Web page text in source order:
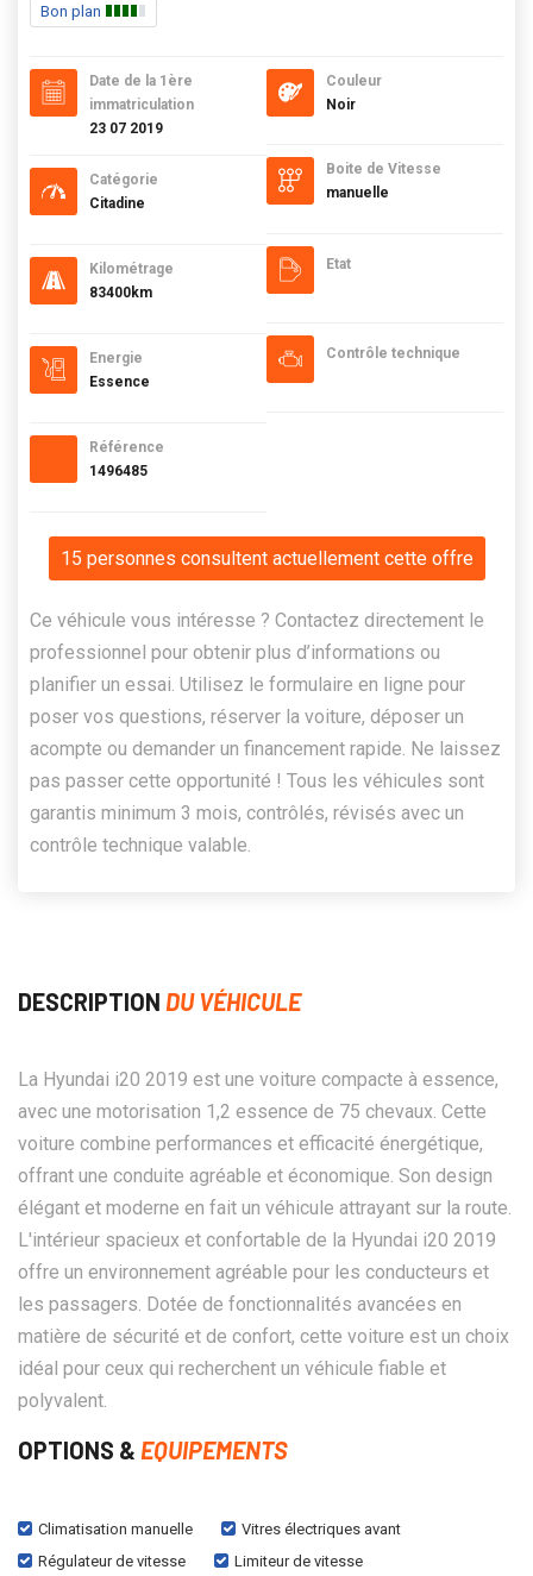
Bon plan
Date de la 1ère
immatriculation
23 07 2019
Catégorie
Citadine
Kilométrage
83400km
Energie
Essence
Référence
1496485
Couleur
Noir
Boite de Vitesse
manuelle
Etat
Contrôle technique
15 personnes consultent actuellement cette offre
Ce véhicule vous intéresse ? Contactez directement le
professionnel pour obtenir plus d’informations ou
planifier un essai. Utilisez le formulaire en ligne pour
poser vos questions, réserver la voiture, déposer un
acompte ou demander un financement rapide. Ne laissez
pas passer cette opportunité ! Tous les véhicules sont
garantis minimum 3 mois, contrôlés, révisés avec un
contrôle technique valable.
DESCRIPTION DU VÉHICULE
La Hyundai i20 2019 est une voiture compacte à essence,
avec une motorisation 1,2 essence de 75 chevaux. Cette
voiture combine performances et efficacité énergétique,
offrant une conduite agréable et économique. Son design
élégant et moderne en fait un véhicule attrayant sur la route.
L'intérieur spacieux et confortable de la Hyundai i20 2019
offre un environnement agréable pour les conducteurs et
les passagers. Dotée de fonctionnalités avancées en
matière de sécurité et de confort, cette voiture est un choix
idéal pour ceux qui recherchent un véhicule fiable et
polyvalent.
OPTIONS & EQUIPEMENTS
Climatisation manuelle
Vitres électriques avant
Régulateur de vitesse
Limiteur de vitesse